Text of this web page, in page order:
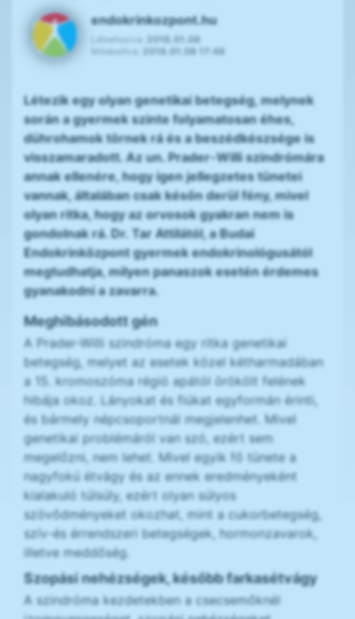
endokrinkozpont.hu
Létrehozva:
2018.01.08
Módosítva:
2018.01.08 17:48
Létezik egy olyan genetikai betegség, melynek
során a gyermek szinte folyamatosan éhes,
dührohamok törnek rá és a beszédkészsége is
visszamaradott. Az un. Prader-Willi szindrómára
annak ellenére, hogy igen jellegzetes tünetei
vannak, általában csak későn derül fény, mivel
olyan ritka, hogy az orvosok gyakran nem is
gondolnak rá. Dr. Tar Attilától, a Budai
Endokrinközpont gyermek endokrinológusától
megtudhatja, milyen panaszok esetén érdemes
gyanakodni a zavarra.
Meghibásodott gén
A Prader-Willi szindróma egy ritka genetikai
betegség, melyet az esetek közel kétharmadában
a 15. kromoszóma régió apától örökölt felének
hibája okoz. Lányokat és fiúkat egyformán érinti,
és bármely népcsoportnál megjelenhet. Mivel
genetikai problémáról van szó, ezért sem
megelőzni, nem lehet. Mivel egyik fő tünete a
nagyfokú étvágy és az ennek eredményeként
kialakuló túlsúly, ezért olyan súlyos
szövődményeket okozhat, mint a cukorbetegség,
szív-és érrendszeri betegségek, hormonzavarok,
illetve meddőség.
Szopási nehézségek, később farkasétvágy
A szindróma kezdetekben a csecsemőknél